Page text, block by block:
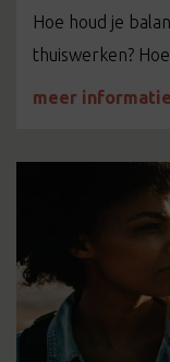
Hoe houd je
thuiswerken?
meer informatie